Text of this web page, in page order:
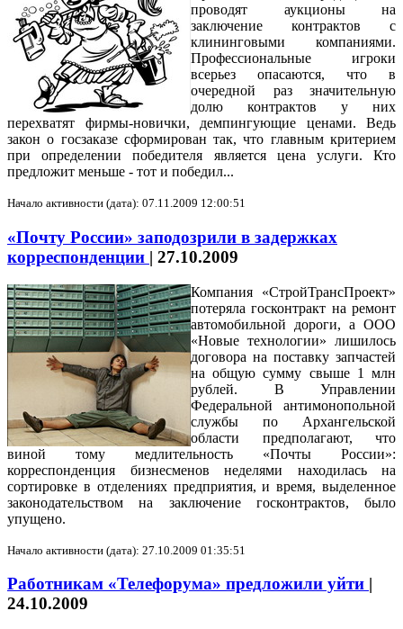
проводят аукционы на
заключение контрактов с
клининговыми компаниями.
Профессиональные игроки
всерьез опасаются, что в
очередной раз значительную
долю контрактов у них
перехватят фирмы-новички, демпингующие ценами. Ведь
закон о госзаказе сформирован так, что главным критерием
при определении победителя является цена услуги. Кто
предложит меньше - тот и победил...
Начало активности (дата): 07.11.2009 12:00:51
«Почту России» заподозрили в задержках
корреспонденции | 27.10.2009
Компания «СтройТрансПроект»
потеряла госконтракт на ремонт
автомобильной дороги, а ООО
«Новые технологии» лишилось
договора на поставку запчастей
на общую сумму свыше 1 млн
рублей. В Управлении
Федеральной антимонопольной
службы по Архангельской
области предполагают, что
виной тому медлительность «Почты России»:
корреспонденция бизнесменов неделями находилась на
сортировке в отделениях предприятия, и время, выделенное
законодательством на заключение госконтрактов, было
упущено.
Начало активности (дата): 27.10.2009 01:35:51
Работникам «Телефорума» предложили уйти |
24.10.2009